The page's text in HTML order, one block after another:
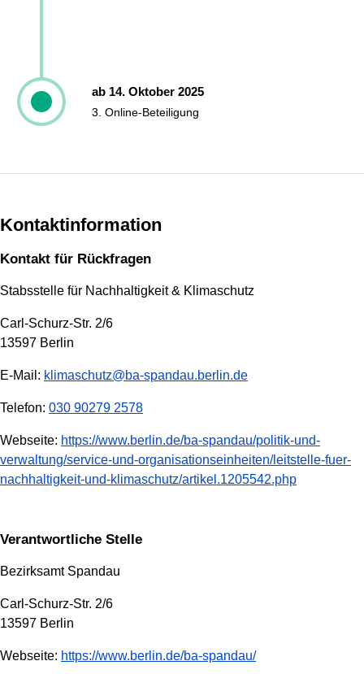
ab 14. Oktober 2025
3. Online-Beteiligung
Kontaktinformation
Kontakt für Rückfragen
Stabsstelle für Nachhaltigkeit & Klimaschutz
Carl-Schurz-Str. 2/6
13597 Berlin
E-Mail: klimaschutz@ba-spandau.berlin.de
Telefon: 030 90279 2578
Webseite: https://www.berlin.de/ba-spandau/politik-und-
verwaltung/service-und-organisationseinheiten/leitstelle-fuer-
nachhaltigkeit-und-klimaschutz/artikel.1205542.php
Verantwortliche Stelle
Bezirksamt Spandau
Carl-Schurz-Str. 2/6
13597 Berlin
Webseite: https://www.berlin.de/ba-spandau/